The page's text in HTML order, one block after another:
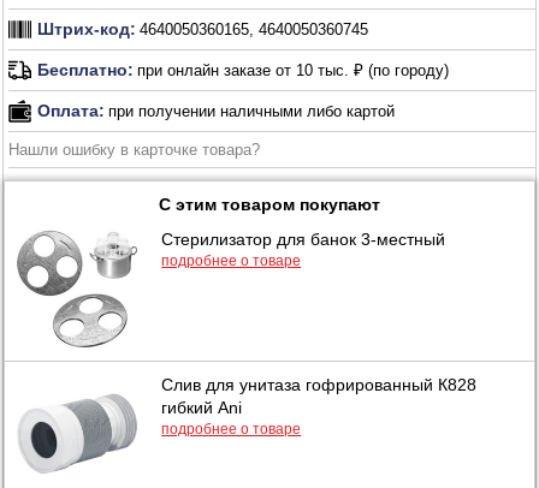
Штрих-код: 4640050360165, 4640050360745
Бесплатно: при онлайн заказе от 10 тыс. ₽ (по городу)
Оплата: при получении наличными либо картой
Нашли ошибку в карточке товара?
С этим товаром покупают
Стерилизатор для банок 3-местный
подробнее о товаре
Слив для унитаза гофрированный К828
гибкий Ani
подробнее о товаре